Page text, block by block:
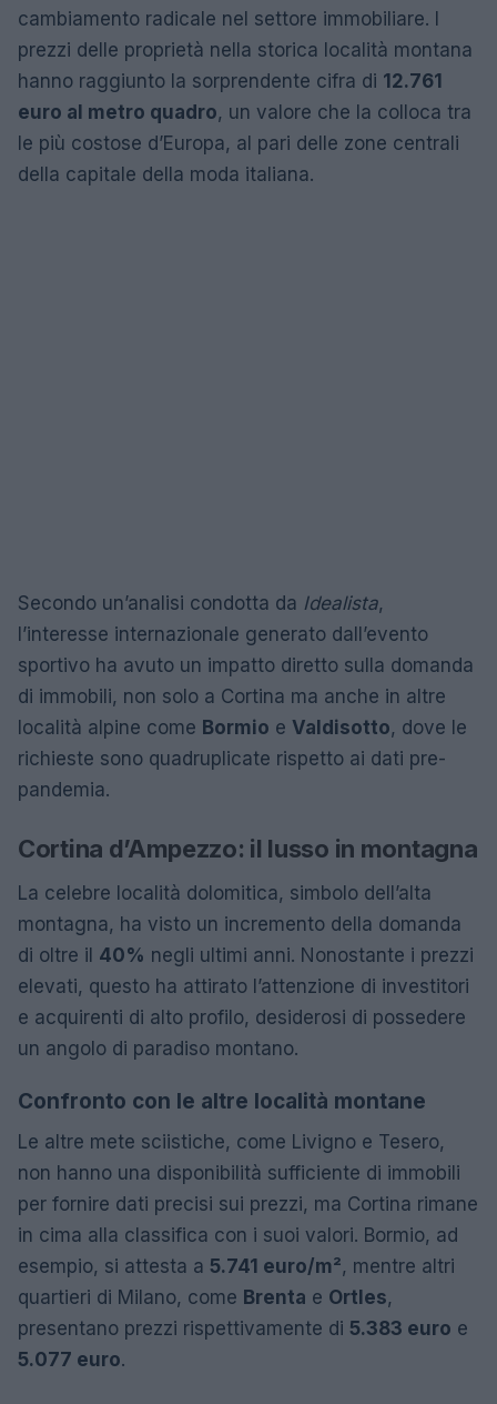
cambiamento radicale nel settore immobiliare. I
prezzi delle proprietà nella storica località montana
hanno raggiunto la sorprendente cifra di 12.761
euro al metro quadro, un valore che la colloca tra
le più costose d’Europa, al pari delle zone centrali
della capitale della moda italiana.
Secondo un’analisi condotta da Idealista,
l’interesse internazionale generato dall’evento
sportivo ha avuto un impatto diretto sulla domanda
di immobili, non solo a Cortina ma anche in altre
località alpine come Bormio e Valdisotto, dove le
richieste sono quadruplicate rispetto ai dati pre-
pandemia.
Cortina d’Ampezzo: il lusso in montagna
La celebre località dolomitica, simbolo dell’alta
montagna, ha visto un incremento della domanda
di oltre il 40% negli ultimi anni. Nonostante i prezzi
elevati, questo ha attirato l’attenzione di investitori
e acquirenti di alto profilo, desiderosi di possedere
un angolo di paradiso montano.
Confronto con le altre località montane
Le altre mete sciistiche, come Livigno e Tesero,
non hanno una disponibilità sufficiente di immobili
per fornire dati precisi sui prezzi, ma Cortina rimane
in cima alla classifica con i suoi valori. Bormio, ad
esempio, si attesta a 5.741 euro/m², mentre altri
quartieri di Milano, come Brenta e Ortles,
presentano prezzi rispettivamente di 5.383 euro e
5.077 euro.